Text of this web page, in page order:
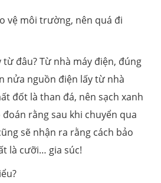
vệ môi trường, nên quá đi
từ đâu? Từ nhà máy điện, đúng
nửa nguồn điện lấy từ nhà
đốt là than đá, nên sạch xanh
rằng sau khi chuyển qua
sẽ nhận ra rằng cách bảo
là cưỡi… gia súc!